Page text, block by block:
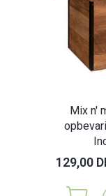
Mix n'
129,00